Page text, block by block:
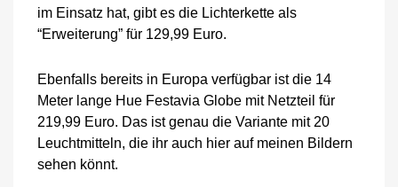
im Einsatz hat, gibt es die Lichterkette als
“Erweiterung” für 129,99 Euro.
Ebenfalls bereits in Europa verfügbar ist die 14
Meter lange Hue Festavia Globe mit Netzteil für
219,99 Euro. Das ist genau die Variante mit 20
Leuchtmitteln, die ihr auch hier auf meinen Bildern
sehen könnt.